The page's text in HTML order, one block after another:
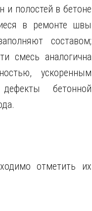
и полостей в бетоне
в ремонте швы
составом;
смесь аналогична
ускоренным
бетонной
отметить их